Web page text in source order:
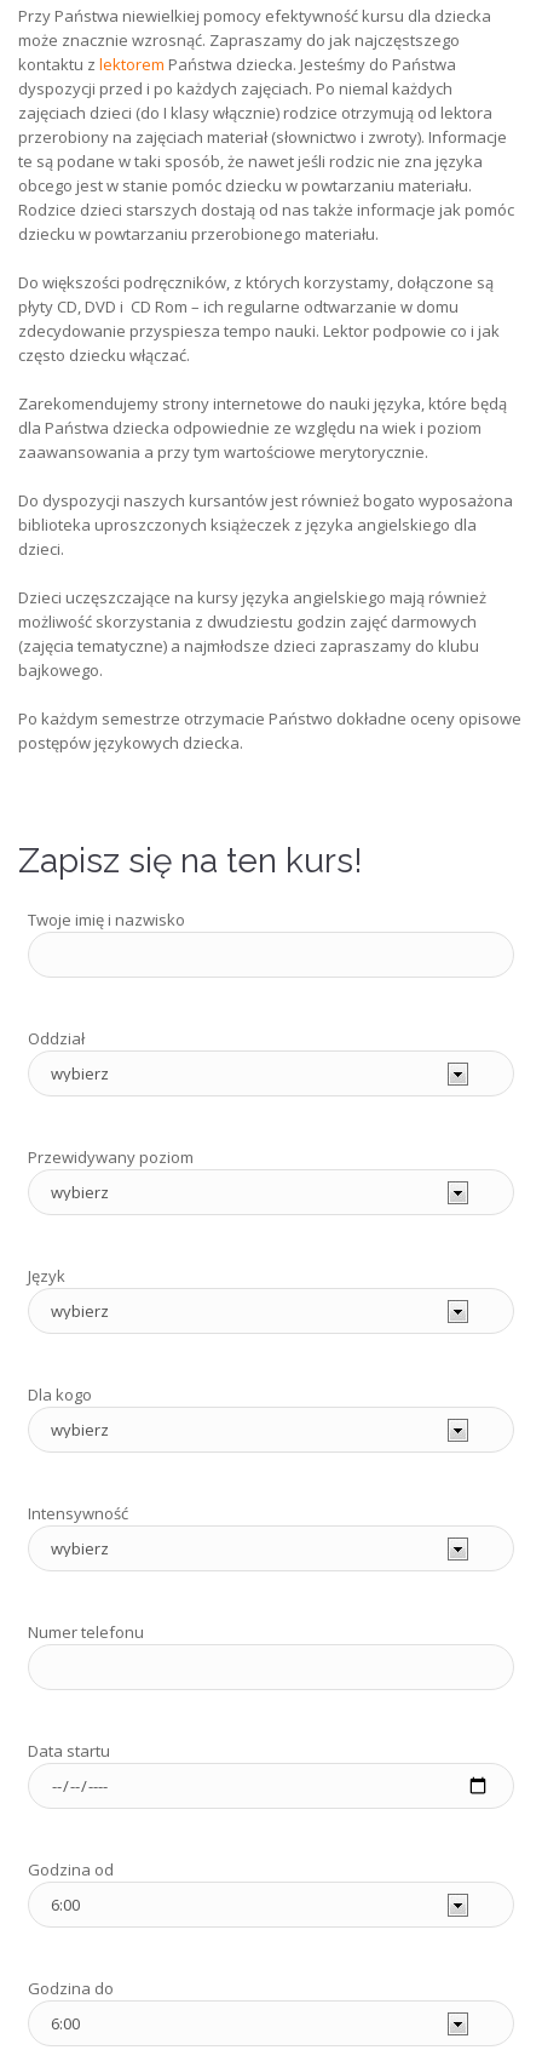
Przy Państwa niewielkiej pomocy efektywność kursu dla dziecka
może znacznie wzrosnąć. Zapraszamy do jak najczęstszego
kontaktu zlektorem Państwa dziecka. Jesteśmy do Państwa
dyspozycji przed i po każdych zajęciach. Po niemal każdych
zajęciach dzieci (do I klasy włącznie) rodzice otrzymują od lektora
przerobiony na zajęciach materiał (słownictwo i zwroty). Informacje
te są podane w taki sposób, że nawet jeśli rodzic nie zna języka
obcego jest w stanie pomóc dziecku w powtarzaniu materiału.
Rodzice dzieci starszych dostają od nas także informacje jak pomóc
dziecku w powtarzaniu przerobionego materiału.
Do większości podręczników, z których korzystamy, dołączone są
płyty CD, DVD i CD Rom – ich regularne odtwarzanie w domu
zdecydowanie przyspiesza tempo nauki. Lektor podpowie co i jak
często dziecku włączać.
Zarekomendujemy strony internetowe do nauki języka, które będą
dla Państwa dziecka odpowiednie ze względu na wiek i poziom
zaawansowania a przy tym wartościowe merytorycznie.
Do dyspozycji naszych kursantów jest również bogato wyposażona
biblioteka uproszczonych książeczek z języka angielskiego dla
dzieci.
Dzieci uczęszczające na kursy języka angielskiego mają również
możliwość skorzystania z dwudziestu godzin zajęć darmowych
(zajęcia tematyczne) a najmłodsze dzieci zapraszamy do klubu
bajkowego.
Po każdym semestrze otrzymacie Państwo dokładne oceny opisowe
postępów językowych dziecka.
Zapisz się na ten kurs!
Twoje imię i nazwisko
Oddział
Przewidywany poziom
Język
Dla kogo
Intensywność
Numer telefonu
Data startu
Godzina od
Godzina do